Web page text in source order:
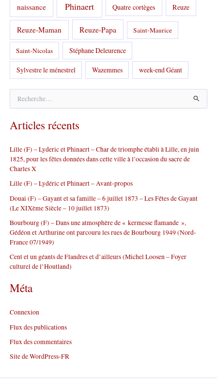
naissance Phinaert Quatre cortèges Reuze
Reuze-Maman Reuze-Papa Saint-Maurice
Saint-Nicolas Stéphane Deleurence
Sylvestre le ménestrel Wazemmes week-end Géant
h
e
c
h
e
r
:
Articles récents
Lille (F) – Lyderic et Phinaert – Char de triomphe établi à Lille, en juin
1825, pour les fêtes données dans cette ville à l’occasion du sacre de
Charles X
Lille (F) – Lydéric et Phinaert – Avant-propos
Douai (F) – Gayant et sa famille – 6 juillet 1873 – Les Fêtes de Gayant
(Le XIXème Siècle – 10 juillet 1873)
Bourbourg (F) – Dans une atmosphère de « kermesse flamande »,
Gédéon et Arthurine ont parcouru les rues de Bourbourg 1949 (Nord-
France 07/1949)
Cent et un géants de Flandres et d’ailleurs (Michel Loosen – Foyer
culturel de l’Houtland)
Méta
Connexion
Flux des publications
Flux des commentaires
Site de WordPress-FR